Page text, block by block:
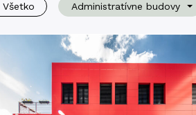
Všetko Administratívne budovy